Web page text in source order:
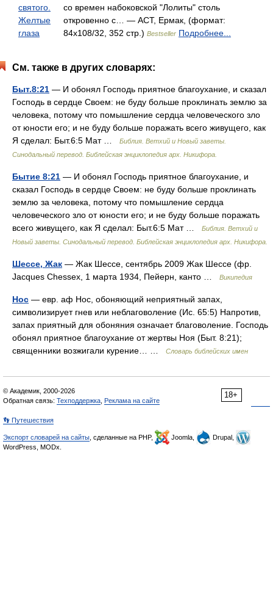
святого.
Желтые
глаза
со времен набоковской "Лолиты" столь
откровенно с… — АСТ, Ермак, (формат:
84x108/32, 352 стр.) Bestseller Подробнее...
См. также в других словарях:
Быт.8:21 — И обонял Господь приятное благоухание, и сказал
Господь в сердце Своем: не буду больше проклинать землю за
человека, потому что помышление сердца человеческого зло
от юности его; и не буду больше поражать всего живущего, как
Я сделал: Быт.6:5 Мат …
Библия. Ветхий и Новый заветы.
Синодальный перевод. Библейская энциклопедия арх. Никифора.
Бытие 8:21 — И обонял Господь приятное благоухание, и
сказал Господь в сердце Своем: не буду больше проклинать
землю за человека, потому что помышление сердца
человеческого зло от юности его; и не буду больше поражать
всего живущего, как Я сделал: Быт.6:5 Мат …
Библия. Ветхий и
Новый заветы. Синодальный перевод. Библейская энциклопедия арх. Никифора.
Шессе, Жак — Жак Шессе, сентябрь 2009 Жак Шессе (фр.
Jacques Chessex, 1 марта 1934, Пейерн, канто …
Википедия
Нос — евр. аф Нос, обоняющий неприятный запах,
символизирует гнев или неблаговоление (Ис. 65:5) Напротив,
запах приятный для обоняния означает благоволение. Господь
обонял приятное благоухание от жертвы Ноя (Быт. 8:21);
священники возжигали курение… …
Словарь библейских имен
18+
© Академик, 2000-2026
Обратная связь: Техподдержка Реклама на сайте
👣 Путешествия
Экспорт словарей на сайты , сделанные на PHP, Joomla,
Drupal,
WordPress, MODx.